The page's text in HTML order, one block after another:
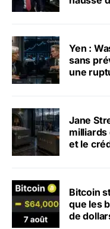
Yen :
sans
une
Jane
milliards
et le
Bitcoin
que les
de